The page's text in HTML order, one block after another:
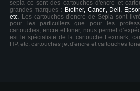
sepia ce sont des cartouches d'encre et
grandes marques : Brother, Canon, Dell,
etc. Les cartouches d’encre de Sepia sont
pour les particuliers que pour les
cartouches, encre et toner, nous permet
est le spécialiste de la cartouche Lexmark,
HP, etc. cartouches jet d'encre et cartouches